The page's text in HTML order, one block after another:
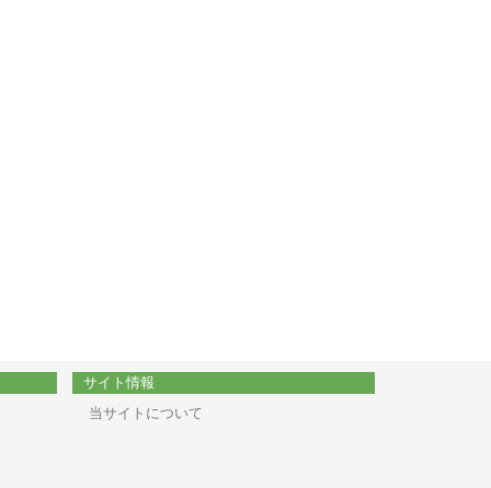
サイト情報
当サイトについて